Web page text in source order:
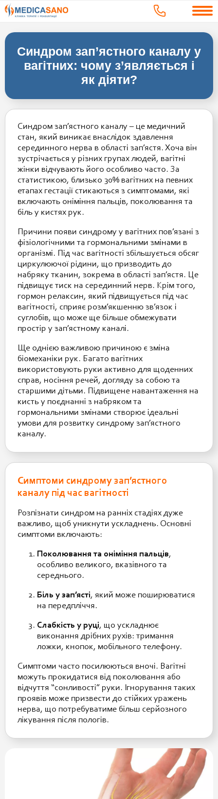
Синдром зап’ястного каналу у
вагітних: чому з’являється і
як діяти?
Синдром зап’ястного каналу – це медичний
стан, який виникає внаслідок здавлення
серединного нерва в області зап’ястя. Хоча він
зустрічається у різних групах людей, вагітні
жінки відчувають його особливо часто. За
статистикою, близько 30% вагітних на певних
етапах гестації стикаються з симптомами, які
включають оніміння пальців, поколювання та
біль у кистях рук.
Причини появи синдрому у вагітних пов’язані з
фізіологічними та гормональними змінами в
організмі. Під час вагітності збільшується обсяг
циркулюючої рідини, що призводить до
набряку тканин, зокрема в області зап’ястя. Це
підвищує тиск на серединний нерв. Крім того,
гормон релаксин, який підвищується під час
вагітності, сприяє розм’якшенню зв’язок і
суглобів, що може ще більше обмежувати
простір у зап’ястному каналі.
Ще однією важливою причиною є зміна
біомеханіки рук. Багато вагітних
використовують руки активно для щоденних
справ, носіння речей, догляду за собою та
старшими дітьми. Підвищене навантаження на
кисть у поєднанні з набряком та
гормональними змінами створює ідеальні
умови для розвитку синдрому зап’ястного
каналу.
Симптоми синдрому зап’ястного
каналу під час вагітності
Розпізнати синдром на ранніх стадіях дуже
важливо, щоб уникнути ускладнень. Основні
симптоми включають:
Поколювання та оніміння пальців,
особливо великого, вказівного та
середнього.
Біль у зап’ясті, який може поширюватися
на передпліччя.
Слабкість у руці, що ускладнює
виконання дрібних рухів: тримання
ложки, кнопок, мобільного телефону.
Симптоми часто посилюються вночі. Вагітні
можуть прокидатися від поколювання або
відчуття “сонливості” руки. Ігнорування таких
проявів може призвести до стійких уражень
нерва, що потребуватиме більш серйозного
лікування після пологів.